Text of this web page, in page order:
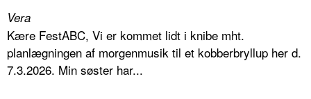
Vera
Kære FestABC, Vi er kommet lidt i knibe mht.
planlægningen af morgenmusik til et kobberbryllup her d.
7.3.2026. Min søster har...